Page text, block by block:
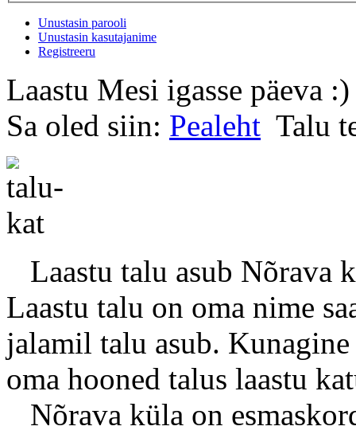
Unustasin parooli
Unustasin kasutajanime
Registreeru
Laastu Mesi igasse päeva :)
Sa oled siin: Pealeht Talu
Laastu talu asub Nõrava
Laastu talu on oma nime
jalamil talu asub.
oma hooned talus laastu
Nõrava küla on